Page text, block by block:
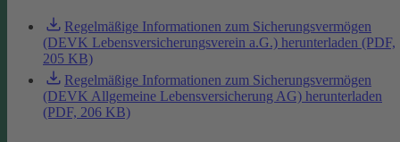
Regelmäßige Informationen zum Sicherungsvermögen
(DEVK Lebensversicherungsverein a.G.) herunterladen (PDF,
205 KB)
Regelmäßige Informationen zum Sicherungsvermögen
(DEVK Allgemeine Lebensversicherung AG) herunterladen
(PDF, 206 KB)